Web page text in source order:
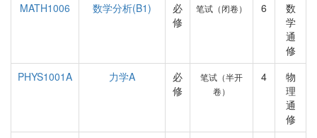
MATH1006
数学分析(B1)
必
修
笔试（闭卷） 6
数
学
通
修
PHYS1001A
力学A
必
修
笔试（半开
卷）
4
物
理
通
修